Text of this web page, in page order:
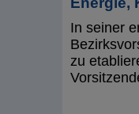
In seiner
zu